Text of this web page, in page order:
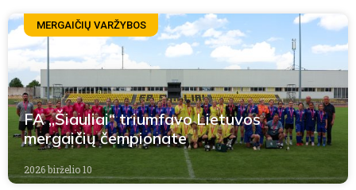
MERGAIČIŲ VARŽYBOS
FA „Šiauliai“ triumfavo Lietuvos
mergaičių čempionate
2026 birželio 10